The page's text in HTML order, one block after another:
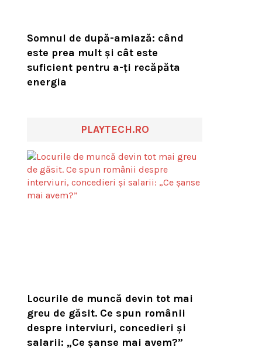
Somnul de după-amiază: când
este prea mult și cât este
suficient pentru a-ți recăpăta
energia
PLAYTECH.RO
Locurile de muncă devin tot mai
greu de găsit. Ce spun românii
despre interviuri, concedieri și
salarii: „Ce șanse mai avem?”